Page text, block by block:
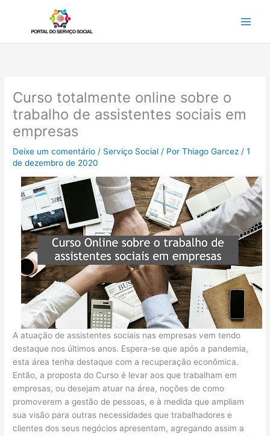
conteúdo
Curso totalmente online sobre o
trabalho de assistentes sociais em
empresas
Deixe um comentário / Serviço Social / PorThiago Garcez /1
de dezembro de 2020
A atuação de assistentes sociais nas empresas vem tendo
destaque nos últimos anos. Espera-se que após a pandemia,
esta área tenha destaque com a recuperação econômica.
Então, a proposta do Curso é levar aos que trabalham em
empresas, ou desejam atuar na área, noções de como
promoverem a gestão de pessoas, e à medida que ampliam
sua visão para outras necessidades que trabalhadores e
clientes dos seus negócios apresentam, agregando assim a